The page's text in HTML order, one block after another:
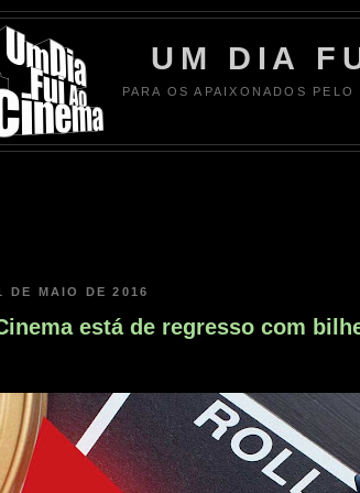
UM DIA
PARA OS APAIXONADOS
DE MAIO DE 2016
está de regresso com